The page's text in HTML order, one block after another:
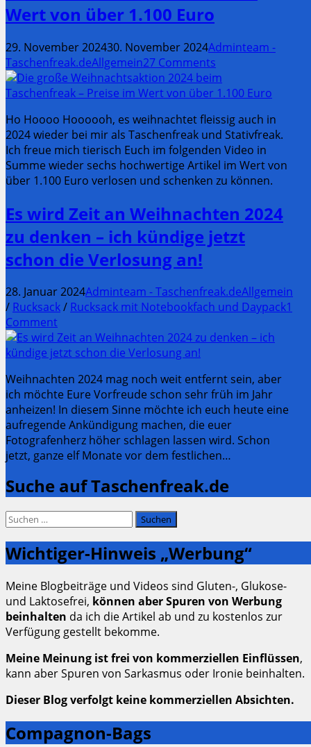
Wert von über 1.100 Euro
29. November 202430. November 2024Adminteam -
Taschenfreak.deAllgemein27 Comments
Ho Hoooo Hoooooh, es weihnachtet fleissig auch in
2024 wieder bei mir als Taschenfreak und Stativfreak.
Ich freue mich tierisch Euch im folgenden Video in
Summe wieder sechs hochwertige Artikel im Wert von
über 1.100 Euro verlosen und schenken zu können.
Es wird Zeit an Weihnachten 2024
zu denken – ich kündige jetzt
schon die Verlosung an!
28. Januar 2024Adminteam - Taschenfreak.deAllgemein
/ Rucksack/ Rucksack mit Notebookfach und Daypack1
Comment
Weihnachten 2024 mag noch weit entfernt sein, aber
ich möchte Eure Vorfreude schon sehr früh im Jahr
anheizen! In diesem Sinne möchte ich euch heute eine
aufregende Ankündigung machen, die euer
Fotografenherz höher schlagen lassen wird. Schon
jetzt, ganze elf Monate vor dem festlichen…
Suche auf Taschenfreak.de
Suchen
Wichtiger-Hinweis „Werbung“
Meine Blogbeiträge und Videos sind Gluten-, Glukose-
und Laktosefrei, können aber Spuren von Werbung
beinhalten da ich die Artikel ab und zu kostenlos zur
Verfügung gestellt bekomme.
Meine Meinung ist frei von kommerziellen Einflüssen,
kann aber Spuren von Sarkasmus oder Ironie beinhalten.
Dieser Blog verfolgt keine kommerziellen Absichten.
Compagnon-Bags